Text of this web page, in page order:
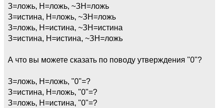
З=ложь, Н=ложь, ~ЗН=ложь
З=истина, Н=ложь, ~ЗН=ложь
З=ложь, Н=истина, ~ЗН=истина
З=истина, Н=истина, ~ЗН=ложь
А что вы можете сказать по поводу утверждения "0"?
З=ложь, Н=ложь, "0"=?
З=истина, Н=ложь, "0"=?
З=ложь, Н=истина, "0"=?